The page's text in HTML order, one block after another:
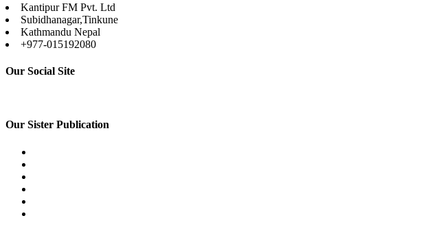
Kantipur FM Pvt. Ltd
Subidhanagar,Tinkune
Kathmandu Nepal
+977-015192080
Our Social Site
Our Sister Publication